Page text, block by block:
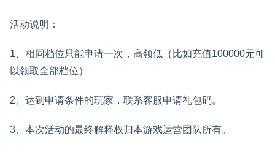
活动说明：
1、相同档位只能申请一次，高领低（比如充值100000元可
以领取全部档位）
2、达到申请条件的玩家，联系客服申请礼包码。
3、本次活动的最终解释权归本游戏运营团队所有。